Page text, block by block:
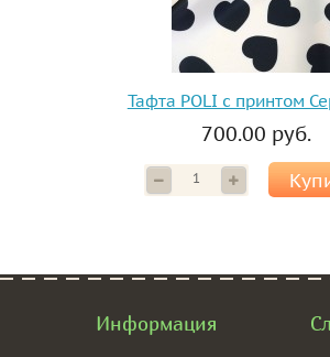
Тафта POLI с принтом
700.00 руб.
Информация